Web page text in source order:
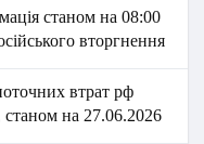
станом на 08:00
вторгнення
втрат рф
станом на 27.06.2026​